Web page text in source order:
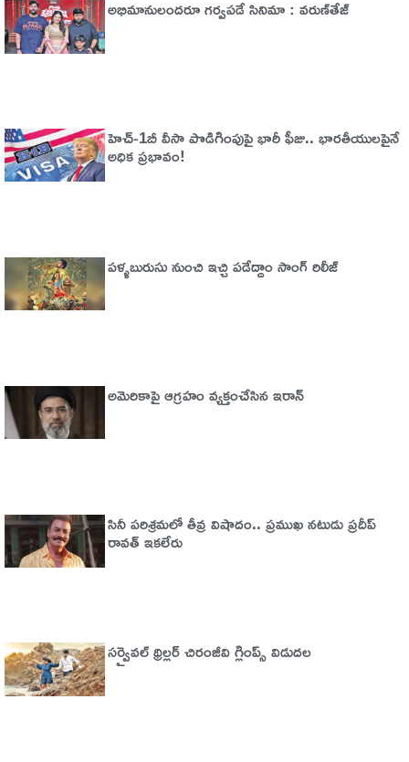
అభిమానులందరూ గర్వపడే సినిమా : వరుణ్‌తేజ్‌
హెచ్‌-1బీ వీసా పొడిగింపుపై భారీ ఫీజు.. భారతీయులపైనే
అధిక ప్రభావం!
పళ్ళబురుసు నుంచి ఇచ్చి పడేద్దాం సాంగ్ రిలీజ్
అమెరికాపై ఆగ్ర‌హం వ్య‌క్తంచేసిన ఇరాన్
సినీ పరిశ్రమలో తీవ్ర విషాదం.. ప్రముఖ నటుడు ప్రదీప్
రావత్ ఇకలేరు
సర్వైవల్‌ థ్రిల్లర్‌ చిరంజీవి గ్లింప్స్‌ విడుదల